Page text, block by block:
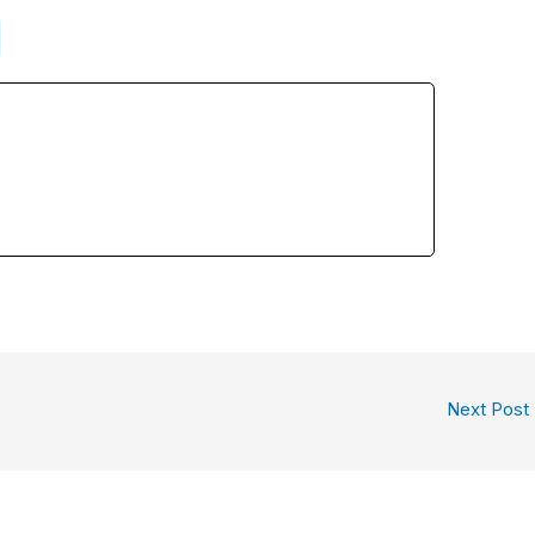
h
Next Post